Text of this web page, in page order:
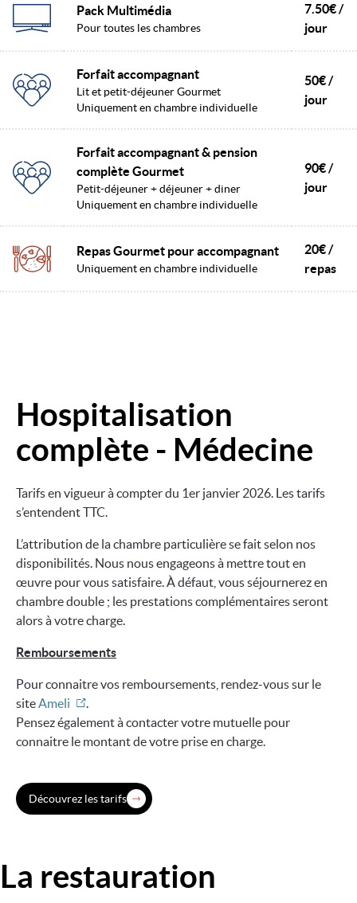
Pack Multimédia
Pour toutes les chambres
7.50€ /
jour
Forfait accompagnant
Lit et petit-déjeuner Gourmet
Uniquement en chambre individuelle
50€ /
jour
Forfait accompagnant & pension
complète Gourmet
Petit-déjeuner + déjeuner + diner
Uniquement en chambre individuelle
90€ /
jour
Repas Gourmet pour accompagnant
Uniquement en chambre individuelle
20€ /
repas
Image
Hospitalisation
complète - Médecine
Tarifs en vigueur à compter du 1er janvier 2026. Les tarifs
s’entendent TTC.
L’attribution de la chambre particulière se fait selon nos
disponibilités. Nous nous engageons à mettre tout en
œuvre pour vous satisfaire. À défaut, vous séjournerez en
chambre double ; les prestations complémentaires seront
alors à votre charge.
Remboursements
Pour connaitre vos remboursements, rendez-vous sur le
site Ameli
Pensez également à contacter votre mutuelle pour
connaitre le montant de votre prise en charge.
Découvrez les tarifs
Image
La restauration